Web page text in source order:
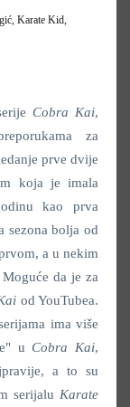
Karate Kid,
Cobra Kai,
za
prve dvije
koja je imala
kao prva
sezona bolja od
a u nekim
da je za
od YouTubea.
ima više
uCobra Kai,
a to su
serijalu Karate